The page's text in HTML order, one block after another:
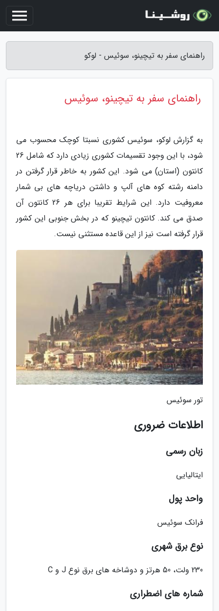
راهنمای سفر به تیچینو، سوئیس - لوکو
راهنمای سفر به تیچینو، سوئیس
به گزارش لوکو، سوئیس کشوری نسبتا کوچک محسوب می
شود، با این وجود تقسیمات کشوری زیادی دارد که شامل 26
کانتون (استان) می شود. این کشور به خاطر قرار گرفتن در
دامنه رشته کوه های آلپ و داشتن دریاچه های بی شمار
معروفیت دارد. این شرایط تقریبا برای هر 26 کانتون آن
صدق می کند. کانتون تیچینو که در بخش جنوبی این کشور
قرار گرفته است نیز از این قاعده مستثنی نیست.
تور سوئیس
اطلاعات ضروری
زبان رسمی
ایتالیایی
واحد پول
فرانک سوئیس
نوع برق شهری
230 ولت، 50 هرتز و دوشاخه های برق نوع J و C
شماره های اضطراری